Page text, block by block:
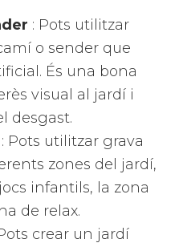
: Pots utilitzar
o sender que
És una bona
visual al jardí i
desgast.
: Pots utilitzar grava
zones del jardí,
infantils, la zona
de relax.
crear un jardí